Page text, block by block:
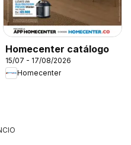
Homecenter catálogo
15/07 - 17/08/2026
Homecenter